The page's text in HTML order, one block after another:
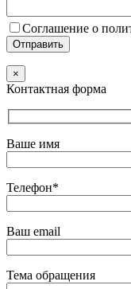
Соглашение о
×
Контактная форма
Ваше имя
Телефон*
Ваш email
Тема обращения